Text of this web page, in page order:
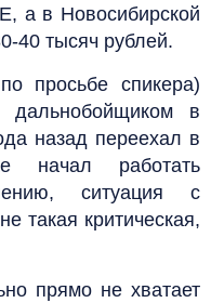
а в Новосибирской
40 тысяч рублей.
просьбе спикера)
дальнобойщиком в
назад переехал в
начал работать
ситуация с
такая критическая,
прямо не хватает